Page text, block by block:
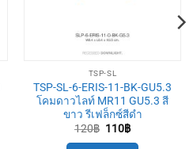
TSP-SL
TSP-SL-6-ERIS-11-BK-GU5.3
โคมดาวไลท์ MR11 GU5.3 สี
ขาว รีเฟล็กซ์สีดำ
120฿ Original
110฿Current